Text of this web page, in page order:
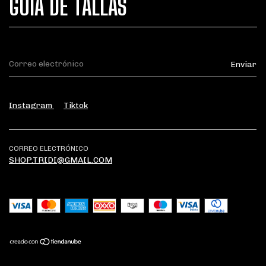
GUÍA DE TALLAS
Instagram Tiktok
CORREO ELECTRÓNICO
SHOP.TRIDI@GMAIL.COM